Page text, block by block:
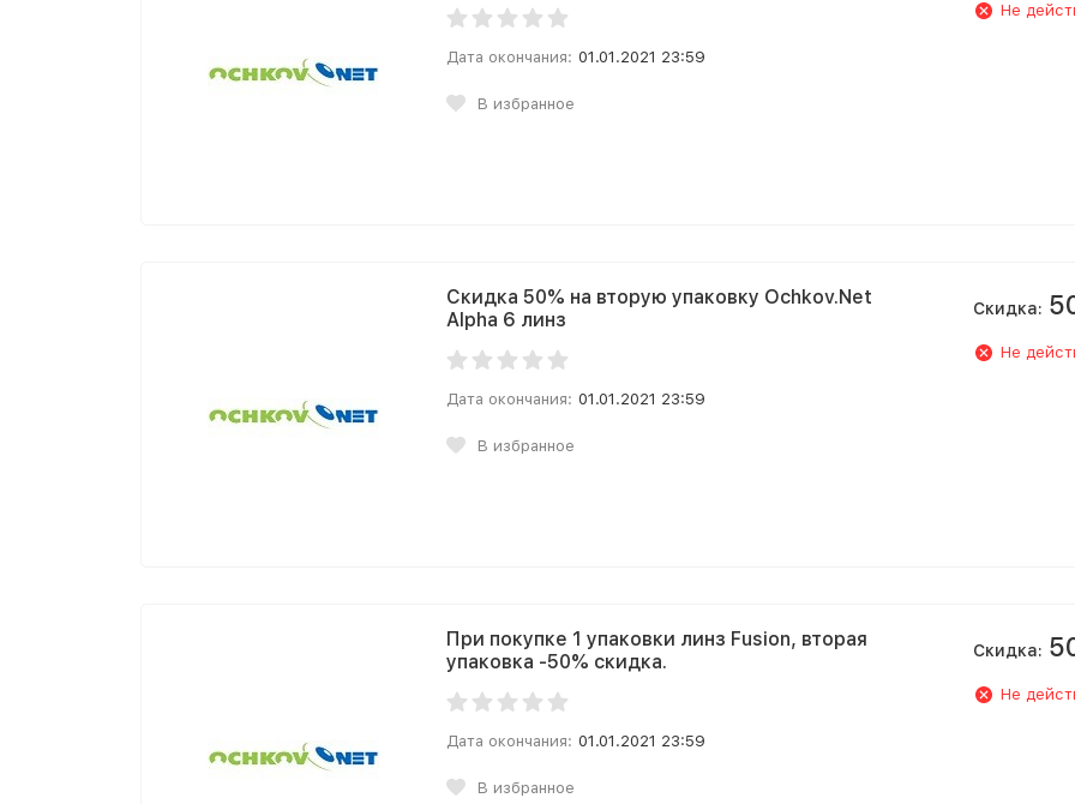
Дата окончания: 01.01.2021 23:59
В избранное
Не
Скидка 50% на вторую упаковку Ochkov.Net
Alpha 6 линз
Дата окончания: 01.01.2021 23:59
В избранное
Скидка:
Не
При покупке 1 упаковки линз Fusion, вторая
упаковка -50% скидка.
Дата окончания: 01.01.2021 23:59
В избранное
Скидка:
Не